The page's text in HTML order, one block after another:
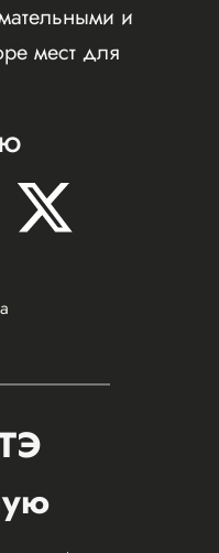
и
мест для